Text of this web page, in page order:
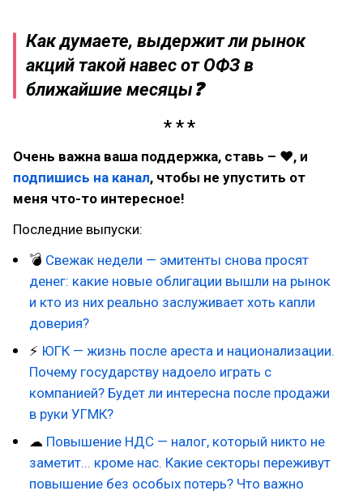
Как думаете, выдержит ли рынок
акций такой навес от ОФЗ в
ближайшие месяцы❓
Очень важна ваша поддержка, ставь – ♥, и
подпишись на канал, чтобы не упустить от
меня что-то интересное!
Последние выпуски:
💣 Свежак недели — эмитенты снова просят
денег: какие новые облигации вышли на рынок
и кто из них реально заслуживает хоть капли
доверия?
⚡ ЮГК — жизнь после ареста и национализации.
Почему государству надоело играть с
компанией? Будет ли интересна после продажи
в руки УГМК?
☁ Повышение НДС — налог, который никто не
заметит... кроме нас. Какие секторы переживут
повышение без особых потерь? Что важно